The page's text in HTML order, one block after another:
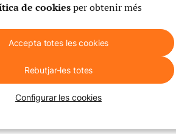
de cookiesper obtenir més
Accepta totes les cookies
Rebutjar-les totes
Configurar les cookies